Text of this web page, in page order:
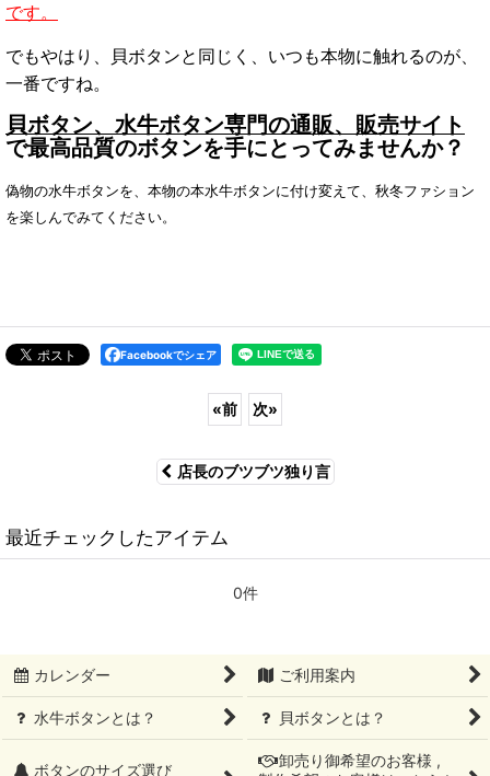
です。
でもやはり、貝ボタンと同じく、いつも本物に触れるのが、
一番ですね。
貝ボタン、水牛ボタン専門の通販、販売サイト
で最高品質のボタンを手にとってみませんか？
偽物の水牛ボタンを、本物の本水牛ボタンに付け変えて、秋冬ファション
を楽しんでみてください。
Facebookでシェア
«前 次»
店長のブツブツ独り言
最近チェックしたアイテム
0件
カレンダー ご利用案内
水牛ボタンとは？ 貝ボタンとは？
ボタンのサイズ選び
卸売り御希望のお客様 ,